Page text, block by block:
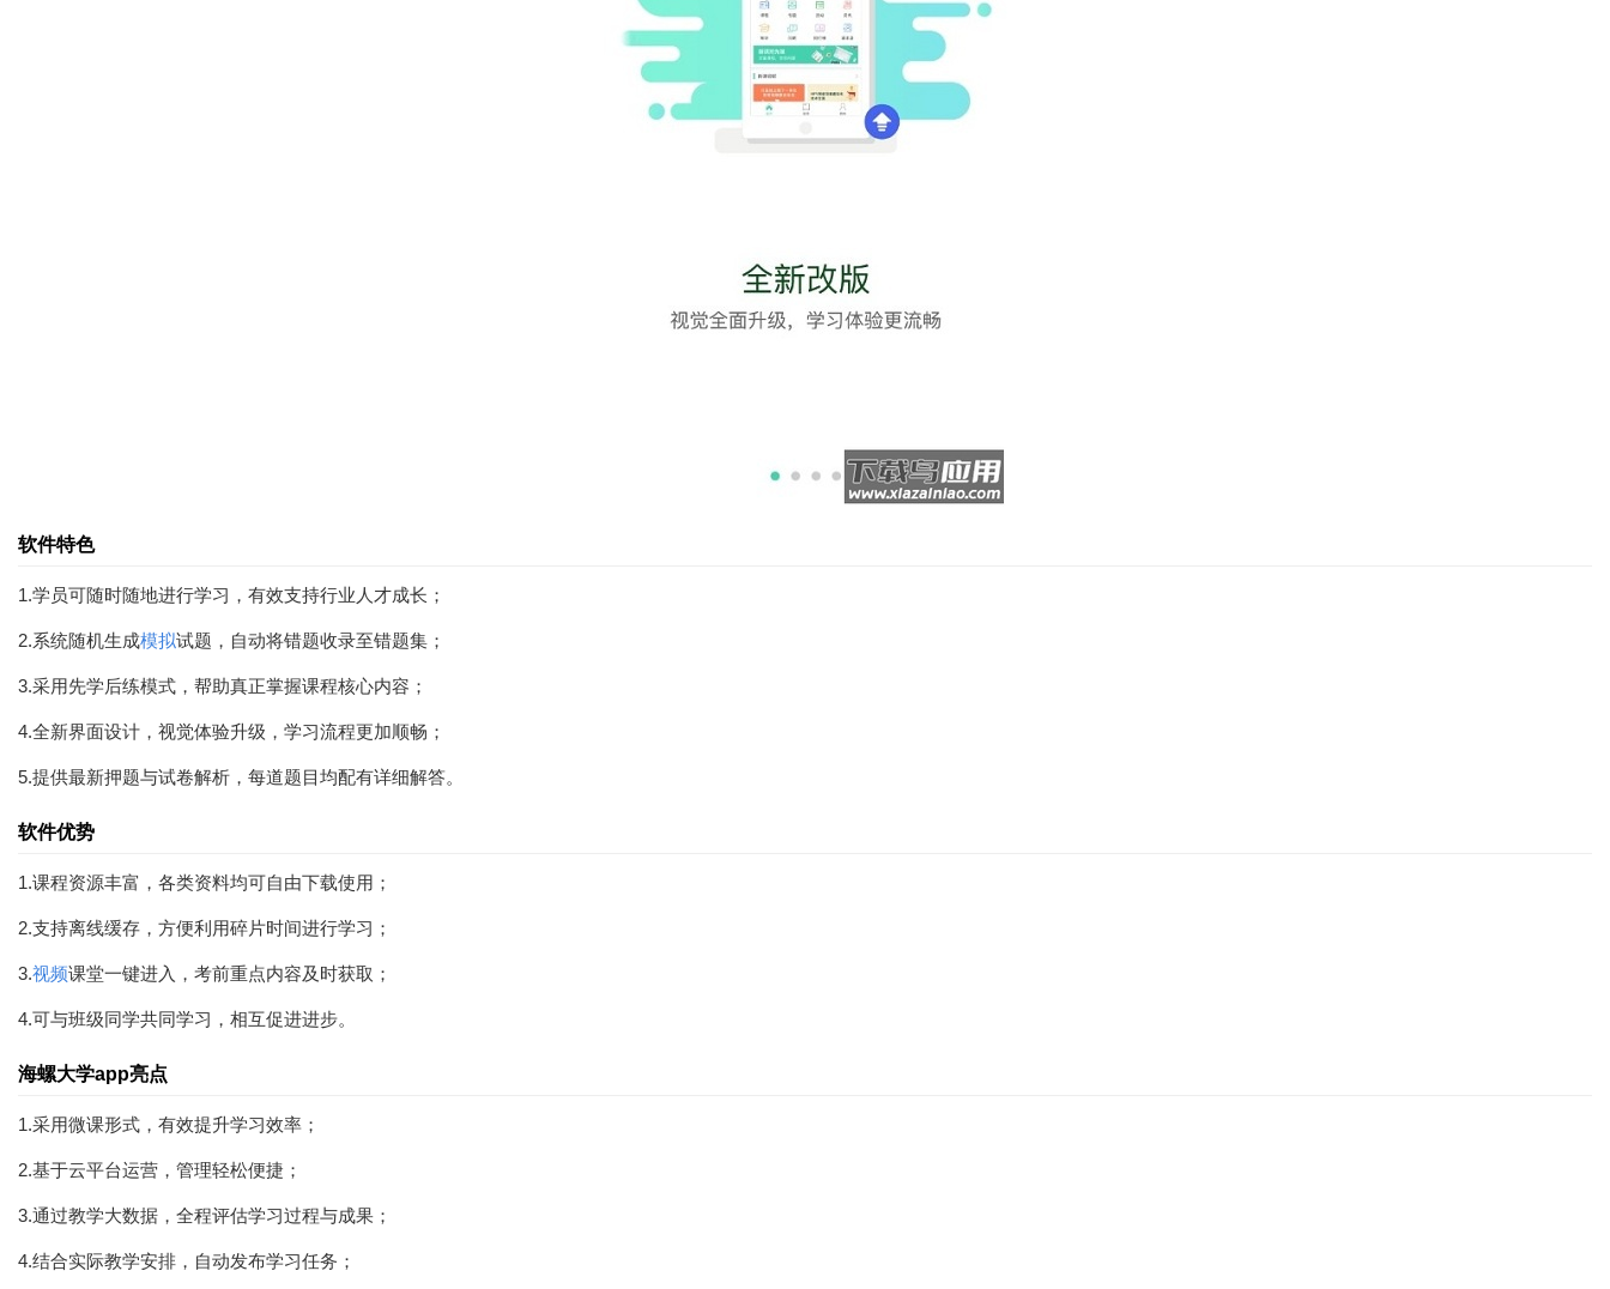
软件特色
1.学员可随时随地进行学习，有效支持行业人才成长；
2.系统随机生成模拟试题，自动将错题收录至错题集；
3.采用先学后练模式，帮助真正掌握课程核心内容；
4.全新界面设计，视觉体验升级，学习流程更加顺畅；
5.提供最新押题与试卷解析，每道题目均配有详细解答。
软件优势
1.课程资源丰富，各类资料均可自由下载使用；
2.支持离线缓存，方便利用碎片时间进行学习；
3.视频课堂一键进入，考前重点内容及时获取；
4.可与班级同学共同学习，相互促进进步。
海螺大学app亮点
1.采用微课形式，有效提升学习效率；
2.基于云平台运营，管理轻松便捷；
3.通过教学大数据，全程评估学习过程与成果；
4.结合实际教学安排，自动发布学习任务；